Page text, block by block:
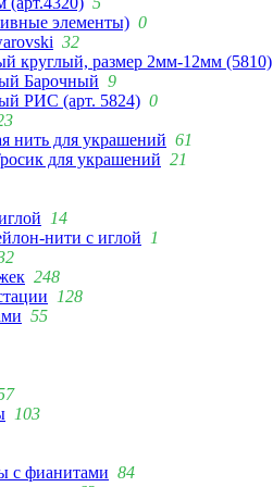
элементы) 0
32
круглый, размер 2мм-12мм (5810)
Барочный 9
РИС (арт. 5824) 0
нить для украшений 61
для украшений 21
14
нити с иглой
1
248
128
55
103
с фианитами 84